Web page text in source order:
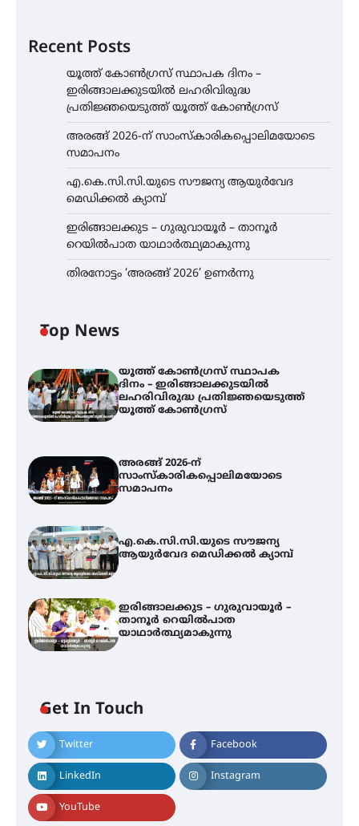
Recent Posts
യൂത്ത് കോൺഗ്രസ്‌ സ്ഥാപക ദിനം –
ഇരിങ്ങാലക്കുടയിൽ ലഹരിവിരുദ്ധ
പ്രതിജ്ഞയെടുത്ത് യൂത്ത് കോൺഗ്രസ്
അരങ്ങ് 2026-ന് സാംസ്കാരികപ്പൊലിമയോടെ
സമാപനം
എ.കെ.സി.സി.യുടെ സൗജന്യ ആയുർവേദ
മെഡിക്കൽ ക്യാമ്പ്
ഇരിങ്ങാലക്കുട – ഗുരുവായൂർ – താനൂർ
റെയിൽപാത യാഥാർത്ഥ്യമാകുന്നു
തിരനോട്ടം ‘അരങ്ങ് 2026’ ഉണർന്നു
Top News
യൂത്ത് കോൺഗ്രസ്‌ സ്ഥാപക
ദിനം – ഇരിങ്ങാലക്കുടയിൽ
ലഹരിവിരുദ്ധ പ്രതിജ്ഞയെടുത്ത്
യൂത്ത് കോൺഗ്രസ്
അരങ്ങ് 2026-ന്
സാംസ്കാരികപ്പൊലിമയോടെ
സമാപനം
എ.കെ.സി.സി.യുടെ സൗജന്യ
ആയുർവേദ മെഡിക്കൽ ക്യാമ്പ്
ഇരിങ്ങാലക്കുട – ഗുരുവായൂർ –
താനൂർ റെയിൽപാത
യാഥാർത്ഥ്യമാകുന്നു
Get In Touch
Twitter Facebook
LinkedIn Instagram
YouTube
അരങ്ങ് 2026-ന്
സാംസ്കാരികപ്പൊലിമയോടെ
സമാപനം